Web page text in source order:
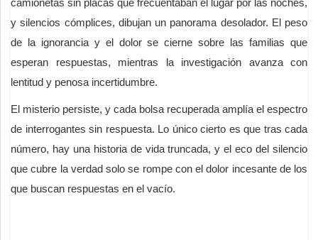
camionetas sin placas que frecuentaban el lugar por las noches,
y silencios cómplices, dibujan un panorama desolador. El peso
de la ignorancia y el dolor se cierne sobre las familias que
esperan respuestas, mientras la investigación avanza con
lentitud y penosa incertidumbre.
El misterio persiste, y cada bolsa recuperada amplía el espectro
de interrogantes sin respuesta. Lo único cierto es que tras cada
número, hay una historia de vida truncada, y el eco del silencio
que cubre la verdad solo se rompe con el dolor incesante de los
que buscan respuestas en el vacío.